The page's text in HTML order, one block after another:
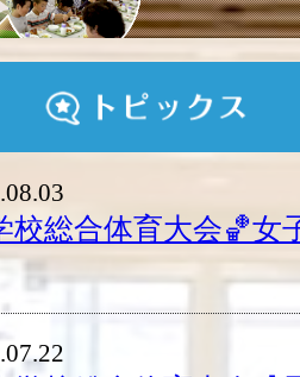
校総合体育大会🏀女